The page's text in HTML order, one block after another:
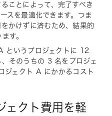
ことによって、完了すべき
スを最適化できます。つま
かけずに済むため、結果的
す。
というプロジェクトに 12
そのうちの 3 名をプロジェ
ジェクト A にかかるコスト
ェクト費用を軽